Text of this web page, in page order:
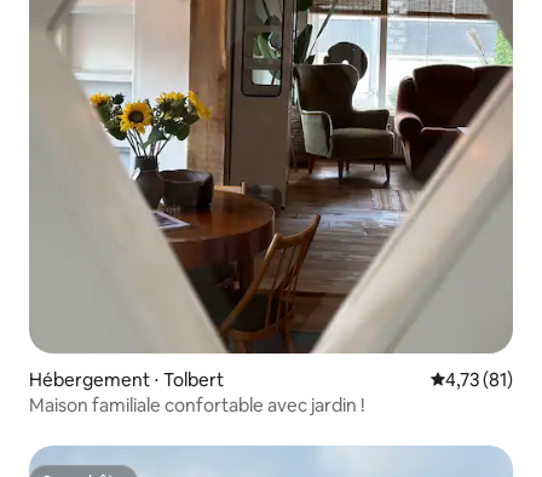
Hébergement ⋅ Tolbert Évaluation
4,73 (81)
Maison familiale confortable avec jardin !